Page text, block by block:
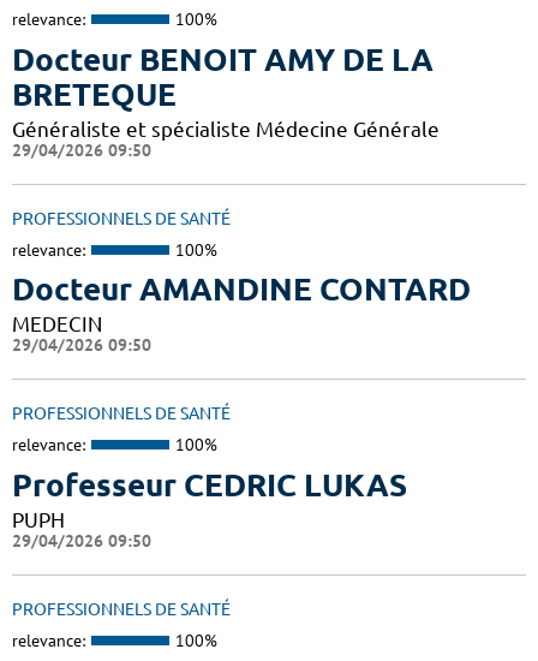
relevance: 100%
Docteur BENOIT AMY DE LA
BRETEQUE
Généraliste et spécialiste Médecine Générale
29/04/2026 09:50
PROFESSIONNELS DE SANTÉ
relevance: 100%
Docteur AMANDINE CONTARD
MEDECIN
29/04/2026 09:50
PROFESSIONNELS DE SANTÉ
relevance: 100%
Professeur CEDRIC LUKAS
PUPH
29/04/2026 09:50
PROFESSIONNELS DE SANTÉ
relevance: 100%